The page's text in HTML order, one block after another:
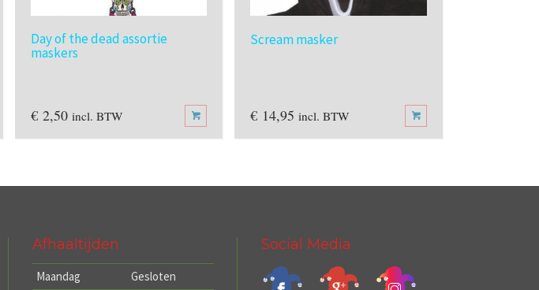
Day of the dead assortie
maskers
€2,50 incl. BTW
Scream masker
€ 14,95 incl. BTW
Afhaaltijden
Maandag Gesloten
Social Media